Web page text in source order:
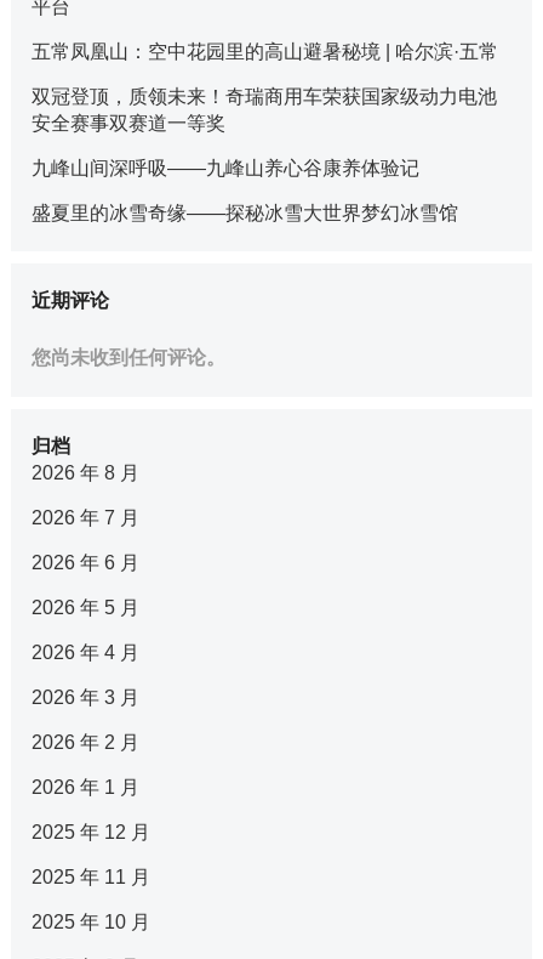
平台
五常凤凰山：空中花园里的高山避暑秘境 | 哈尔滨·五常
双冠登顶，质领未来！奇瑞商用车荣获国家级动力电池
安全赛事双赛道一等奖
九峰山间深呼吸——九峰山养心谷康养体验记
盛夏里的冰雪奇缘——探秘冰雪大世界梦幻冰雪馆
近期评论
您尚未收到任何评论。
归档
2026 年 8 月
2026 年 7 月
2026 年 6 月
2026 年 5 月
2026 年 4 月
2026 年 3 月
2026 年 2 月
2026 年 1 月
2025 年 12 月
2025 年 11 月
2025 年 10 月